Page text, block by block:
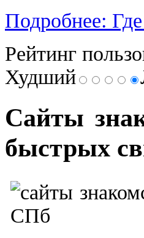
Подробнее:
Рейтинг
Худший
Сайты
быстрых